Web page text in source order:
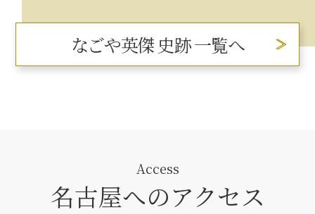
なごや英傑 史跡 一覧へ
Access
名古屋へのアクセス